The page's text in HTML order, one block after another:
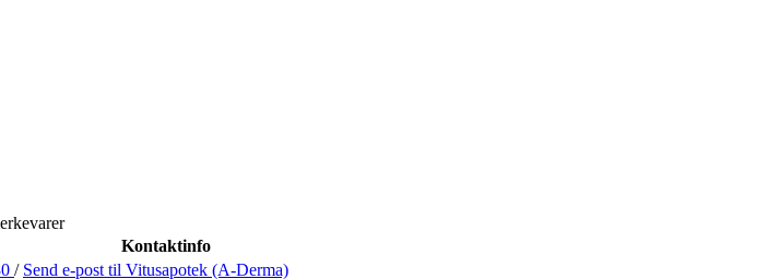
Kontaktinfo
/ Send e-post til Vitusapotek (A-Derma)